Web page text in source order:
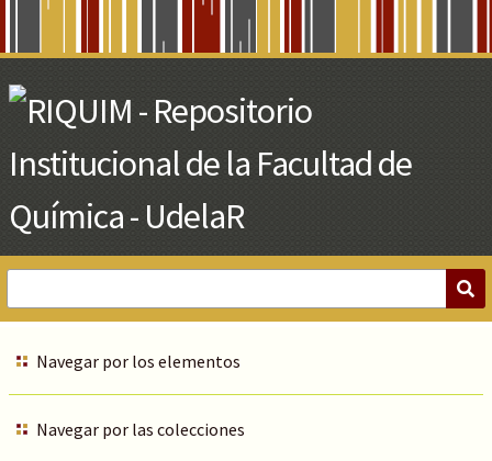
Main
Content
Navegar por los elementos
Navegar por las colecciones